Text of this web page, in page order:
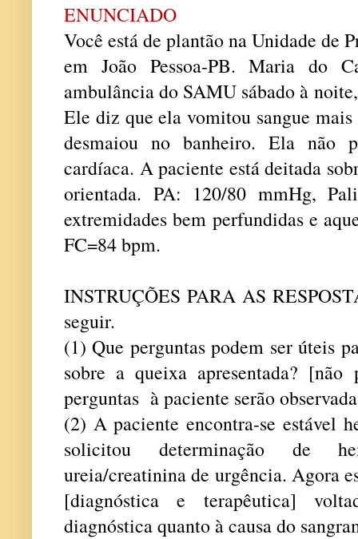
ENUNCIADO
Você está de plantão na Unidade de
em João Pessoa-PB. Maria do
ambulância do SAMU sábado à
Ele diz que ela vomitou sangue
desmaiou no banheiro. Ela não
cardíaca. A paciente está deitada
orientada. PA: 120/80 mmHg,
extremidades bem perfundidas e
FC=84 bpm.
INSTRUÇÕES PARA AS
seguir.
(1) Que perguntas podem ser úteis
sobre a queixa apresentada?
perguntas à paciente serão
(2) A paciente encontra-se estável
solicitou determinação de
ureia/creatinina de urgência. Agora
[diagnóstica e terapêutica]
diagnóstica quanto à causa do